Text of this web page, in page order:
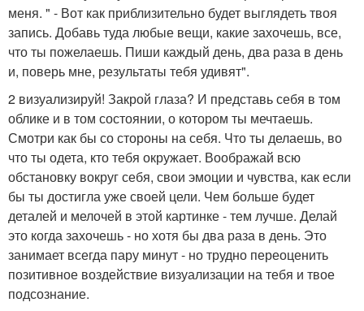
меня. " - Вот как приблизительно будет выглядеть твоя
запись. Добавь туда любые вещи, какие захочешь, все,
что ты пожелаешь. Пиши каждый день, два раза в день
и, поверь мне, результаты тебя удивят".
2 визуализируй! Закрой глаза? И представь себя в том
облике и в том состоянии, о котором ты мечтаешь.
Смотри как бы со стороны на себя. Что ты делаешь, во
что ты одета, кто тебя окружает. Воображай всю
обстановку вокруг себя, свои эмоции и чувства, как если
бы ты достигла уже своей цели. Чем больше будет
деталей и мелочей в этой картинке - тем лучше. Делай
это когда захочешь - но хотя бы два раза в день. Это
занимает всегда пару минут - но трудно переоценить
позитивное воздействие визуализации на тебя и твое
подсознание.